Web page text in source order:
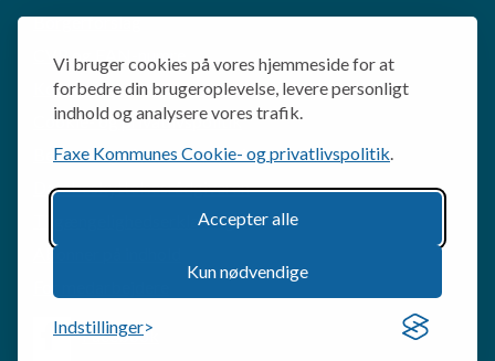
Vi bruger cookies på vores hjemmeside for at
forbedre din brugeroplevelse, levere personligt
indhold og analysere vores trafik.
Faxe Kommunes Cookie- og privatlivspolitik.
Accepter alle
Kun nødvendige
Indstillinger
Borgerforslag
CVR og EAN-numre
Kommunikation og presse
Cookie- og privatlivspolitik
Behandling af personoplysninger
Databeskyttelsesrådgiveren
Tilgængelighedserklæring
Abonner på indhold
Facebook